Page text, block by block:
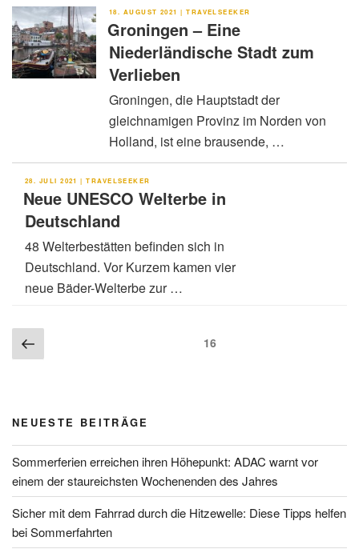
VERÖFFENTLICHT
18. AUGUST 2021 |TRAVELSEEKER
Groningen – Eine
Niederländische Stadt zum
Verlieben
Groningen, die Hauptstadt der
gleichnamigen Provinz im Norden von
Holland, ist eine brausende, …
VERÖFFENTLICHT
28. JULI 2021 |TRAVELSEEKER
Neue UNESCO Welterbe in
Deutschland
48 Welterbestätten befinden sich in
Deutschland. Vor Kurzem kamen vier
neue Bäder-Welterbe zur …
Seitennummerierung
der Vorherige
Seite
16
NEUESTE BEITRÄGE
Sommerferien erreichen ihren Höhepunkt: ADAC warnt vor
einem der staureichsten Wochenenden des Jahres
Sicher mit dem Fahrrad durch die Hitzewelle: Diese Tipps helfen
bei Sommerfahrten